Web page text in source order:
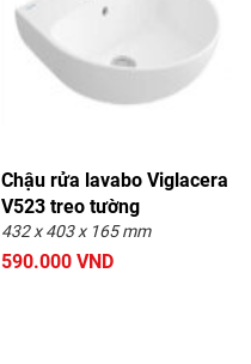
Chậu rửa lavabo Viglacera
V523 treo tường
432 x 403 x 165 mm
590.000 VND